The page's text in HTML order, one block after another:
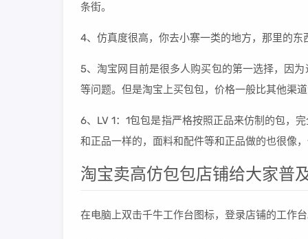
条街。
4、仿真度很高，你去小寨一类的地方，那里的东
5、淘宝网目前是很多人购买包的第一选择，因
等问题。但是淘宝上买包包，价格一般比其他渠
6、LV 1：1包包是指严格按照正品来仿制的包，
和正品一样的，面料和配件等和正品做的也很像
淘宝卖高仿包包店铺给大家普
在电脑上双击千牛工作台图标，登录店铺的工作台